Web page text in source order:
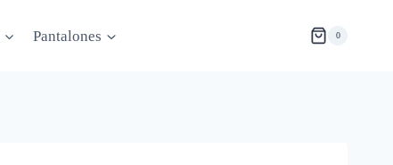
Pantalones 0